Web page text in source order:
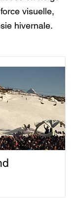
visuelle,
hivernale.